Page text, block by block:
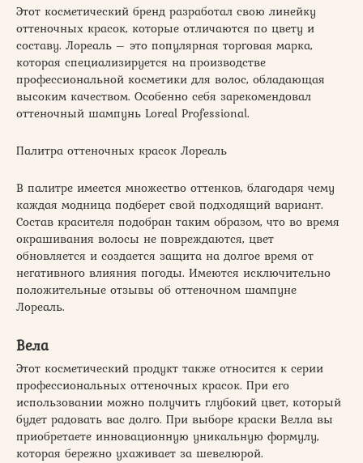
Этот косметический бренд разработал свою линейку
оттеночных красок, которые отличаются по цвету и
составу. Лореаль – это популярная торговая марка,
которая специализируется на производстве
профессиональной косметики для волос, обладающая
высоким качеством. Особенно себя зарекомендовал
оттеночный шампунь Loreal Professional.
Палитра оттеночных красок Лореаль
В палитре имеется множество оттенков, благодаря чему
каждая модница подберет свой подходящий вариант.
Состав красителя подобран таким образом, что во время
окрашивания волосы не повреждаются, цвет
обновляется и создается защита на долгое время от
негативного влияния погоды. Имеются исключительно
положительные отзывы об оттеночном шампуне
Лореаль.
Вела
Этот косметический продукт также относится к серии
профессиональных оттеночных красок. При его
использовании можно получить глубокий цвет, который
будет радовать вас долго. При выборе краски Велла вы
приобретаете инновационную уникальную формулу,
которая бережно ухаживает за шевелюрой.